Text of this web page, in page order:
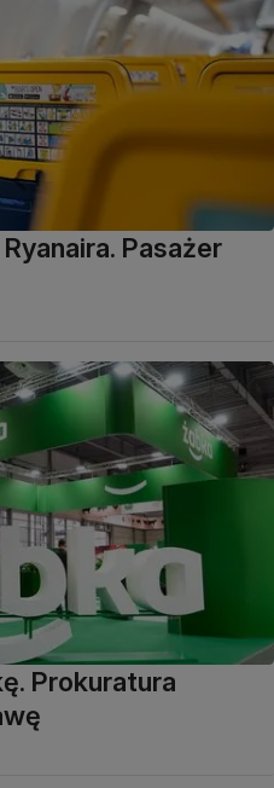
Pasażer
Prokuratura